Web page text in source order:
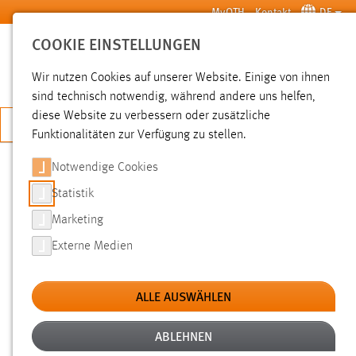
Zum Hauptinhalt springen MyOTH Kontakt DE
SUCHE
JETZT BEWERBEN
SUCHE
FILTER
Typ
Erstellungsdatum
COOKIE EINSTELLUNGEN
Wir nutzen Cookies auf unserer Website. Einige von ihnen
sind technisch notwendig, während andere uns helfen,
diese Website zu verbessern oder zusätzliche
Funktionalitäten zur Verfügung zu stellen.
Notwendige Cookies
Statistik
Marketing
Externe Medien
ALLE AUSWÄHLEN
ABLEHNEN